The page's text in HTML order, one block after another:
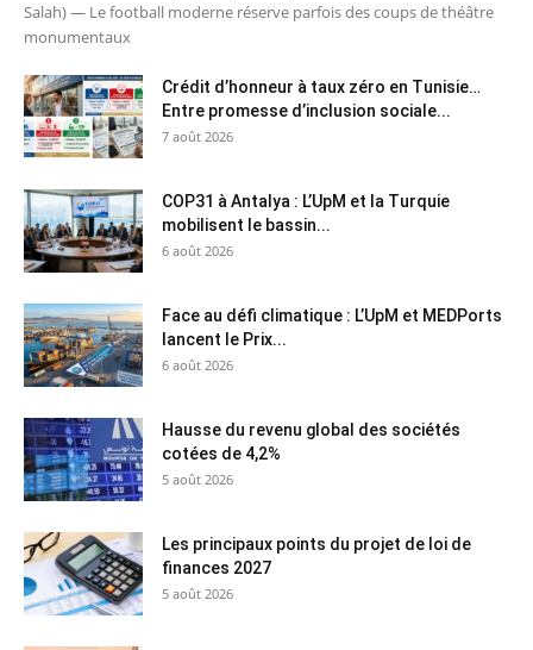
Salah) — Le football moderne réserve parfois des coups de théâtre
monumentaux
Crédit d’honneur à taux zéro en Tunisie…
Entre promesse d’inclusion sociale...
7 août 2026
COP31 à Antalya : L’UpM et la Turquie
mobilisent le bassin...
6 août 2026
Face au défi climatique : L’UpM et MEDPorts
lancent le Prix...
6 août 2026
Hausse du revenu global des sociétés
cotées de 4,2%
5 août 2026
Les principaux points du projet de loi de
finances 2027
5 août 2026